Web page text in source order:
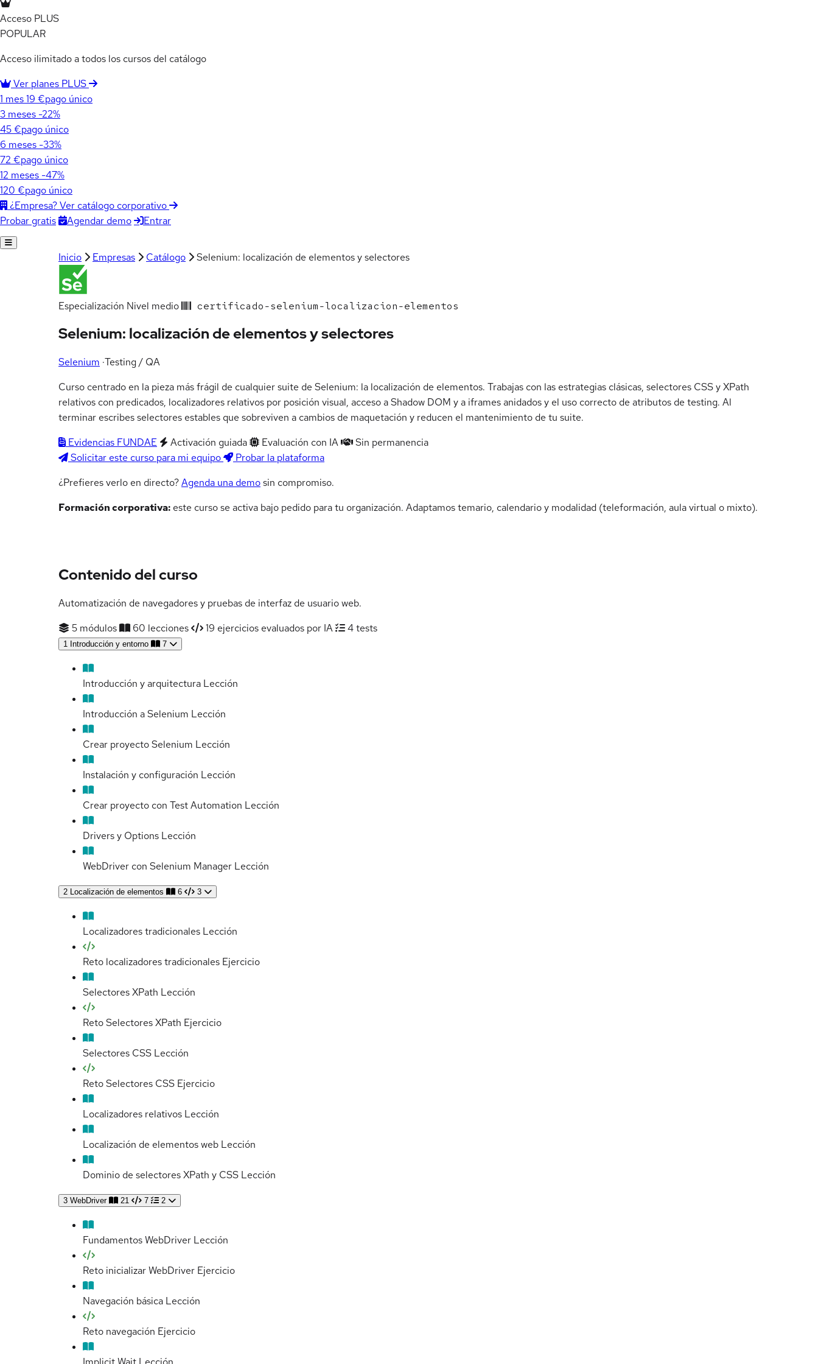
Acceso PLUS
POPULAR
Acceso ilimitado a todos los cursos del catálogo
Ver planes PLUS
1 mes19 €pago único
3 meses -22%
45 €pago único
6 meses -33%
72 €pago único
12 meses -47%
120 €pago único
¿Empresa? Ver catálogo corporativo
Probar gratis
Agendar demo Entrar
Inicio Empresas Catálogo Selenium: localización de elementos y selectores
Especialización Nivel medio certificado-selenium-localizacion-elementos
Selenium: localización de elementos y selectores
Selenium ·Testing / QA
Curso centrado en la pieza más frágil de cualquier suite de Selenium: la localización de elementos. Trabajas con las estrategias clásicas, selectores CSS y XPath
relativos con predicados, localizadores relativos por posición visual, acceso a Shadow DOM y a iframes anidados y el uso correcto de atributos de testing. Al
terminar escribes selectores estables que sobreviven a cambios de maquetación y reducen el mantenimiento de tu suite.
Evidencias FUNDAE
Activación guiada Evaluación con IA
Sin permanencia
Solicitar este curso para mi equipo
Probar la plataforma
¿Prefieres verlo en directo?Agenda una demosin compromiso.
Formación corporativa: este curso se activa bajo pedido para tu organización. Adaptamos temario, calendario y modalidad (teleformación, aula virtual o mixto).
Contenido del curso
Automatización de navegadores y pruebas de interfaz de usuario web.
5 módulos
60 lecciones 19 ejercicios evaluados por IA 4 tests
1 Introducción y entorno 7
Introducción y arquitectura Lección
Introducción a Selenium Lección
Crear proyecto Selenium Lección
Instalación y configuración Lección
Crear proyecto con Test Automation Lección
Drivers y Options Lección
WebDriver con Selenium Manager Lección
2 Localización de elementos 6 3
Localizadores tradicionales Lección
Reto localizadores tradicionales Ejercicio
Selectores XPath Lección
Reto Selectores XPath Ejercicio
Selectores CSS Lección
Reto Selectores CSS Ejercicio
Localizadores relativos Lección
Localización de elementos web Lección
Dominio de selectores XPath y CSS Lección
3 WebDriver 21 7 2
Fundamentos WebDriver Lección
Reto inicializar WebDriver Ejercicio
Navegación básica Lección
Reto navegación Ejercicio